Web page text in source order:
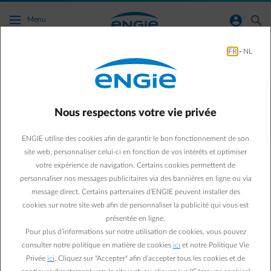
Accéder au contenu principal
Menu normal-account-circle search
Comment connecter mon compteur digital
l’application ENGIE Smart ?
Vous pouvez connecter votre compteur numérique via
l’application ENGIE Smart et le portail Fluvius. Le lien vers
Fluvius dans l’application contient automatiquement toutes les
informations nécessaires.
Étape 1 – Dans l’application ENGIE Smart
Ouvrez le menu via l’icône composée de trois carrés et d’un
signe plus en bas de l’écran.
FR - NL
Nous respectons votre vie privée
ENGIE utilise des cookies afin de garantir le bon fonctionnement de son
site web, personnaliser celui-ci en fonction de vos intérêts et optimiser
votre expérience de navigation. Certains cookies permettent de
personnaliser nos messages publicitaires via des bannières en ligne ou via
message direct. Certains partenaires d’ENGIE peuvent installer des
cookies sur notre site web afin de personnaliser la publicité qui vous est
présentée en ligne.
Pour plus d’informations sur notre utilisation de cookies, vous pouvez
consulter notre politique en matière de cookies ici et notre Politique Vie
Privée ici . Cliquez sur "Accepter" afin d’accepter tous les cookies et de